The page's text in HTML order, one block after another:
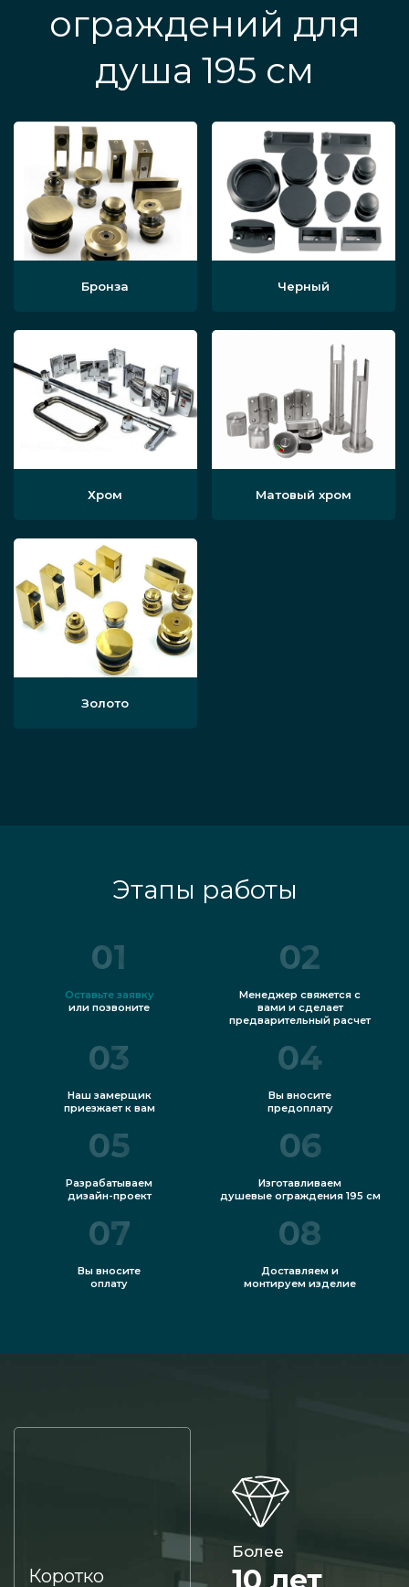
ограждений для
душа 195 см
Бронза Черный
Хром Матовый хром
Золото
Этапы работы
01
Оставьте заявку
или позвоните
02
Менеджер свяжется с
вами и сделает
предварительный расчет
03
Наш замерщик
приезжает к вам
04
Вы вносите
предоплату
05
Разрабатываем
дизайн-проект
06
Изготавливаем
душевые ограждения 195 см
07
Вы вносите
оплату
08
Доставляем и
монтируем изделие
Коротко
Более
10 лет